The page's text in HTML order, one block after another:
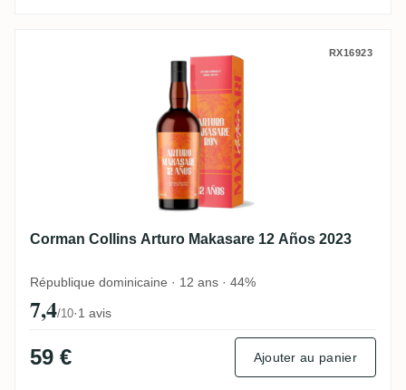
Corman Collins Arturo Makasare 12 Años
RX16923
Corman Collins Arturo Makasare 12 Años 2023
République dominicaine · 12 ans · 44%
7,4/10·1 avis
59 € Ajouter au panier